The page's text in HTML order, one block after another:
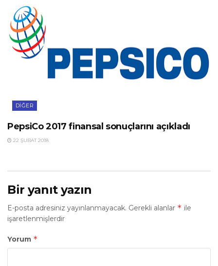
DIĞER
PepsiCo 2017 finansal sonuçlarını açıkladı
22 ŞUBAT 2018
Bir yanıt yazın
E-posta adresiniz yayınlanmayacak. Gerekli alanlar * ile
işaretlenmişlerdir
Yorum *